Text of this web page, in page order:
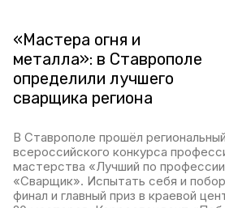
«Мастера огня и
металла»: в Ставрополе
определили лучшего
сварщика региона
В Ставрополе прошёл
всероссийского конкурса
мастерства «Лучший по
«Сварщик». Испытать себя и
финал и главный приз в краевой